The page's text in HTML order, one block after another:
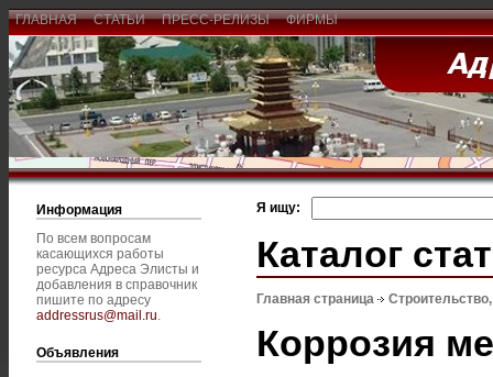
ГЛАВНАЯ СТАТЬИ ПРЕСС-РЕЛИЗЫ ФИРМЫ
Информация
По всем вопросам
касающихся работы
ресурса Адреса Элисты и
добавления в справочник
пишите по адресу
addressrus@mail.ru.
Объявления
Я ищу:
Каталог
Главная страница
Коррозия